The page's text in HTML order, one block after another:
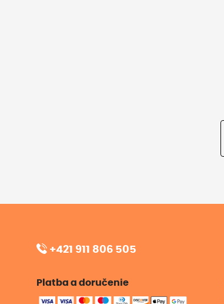
+421 911 806 505
Platba a doručenie